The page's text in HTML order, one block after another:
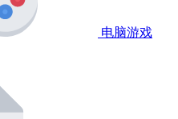
电脑游戏